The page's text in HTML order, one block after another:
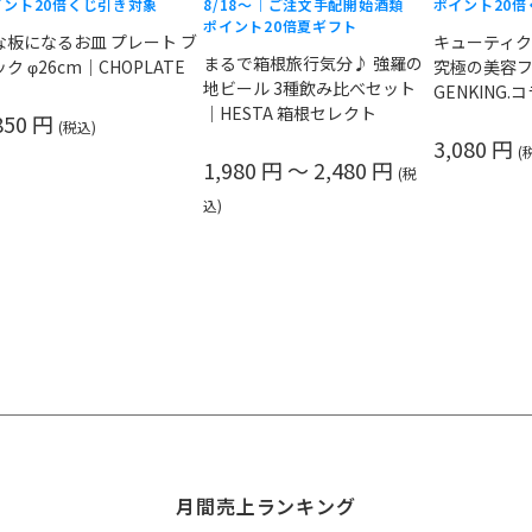
板になるお皿 プレート ブ
ク φ26cm｜CHOPLATE
円 (税込)
ポイント20倍夏ギフト
まるで箱根旅行気分♪ 強羅の
地ビール 3種飲み比べセット
｜HESTA 箱根セレクト
1,980 円 ～ 2,480 円 (税
込)
キューティ
究極の美容
GENKING.
3,080 円 (
月間売上ランキング